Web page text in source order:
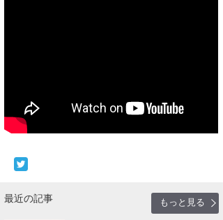
最近の記事
もっと見る
arukasvision
嵯峨明日香
+☆maki☆+